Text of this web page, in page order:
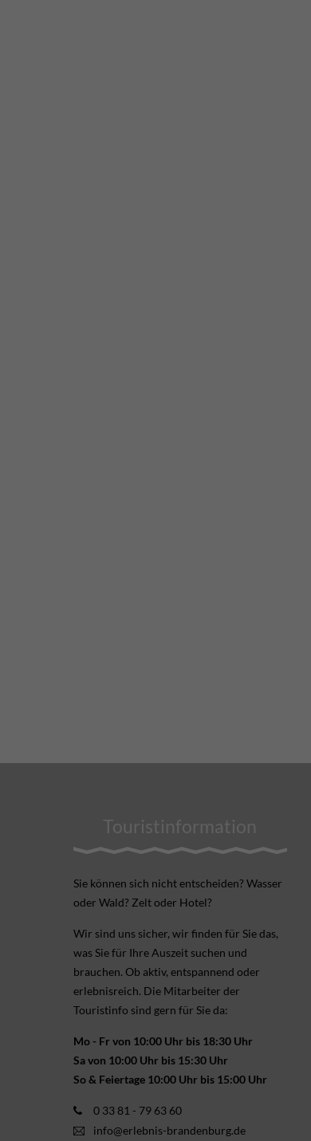
Touristinformation
Sie können sich nicht ent­scheiden? Wasser
oder Wald? Zelt oder Hotel?
Wir sind uns sicher, wir finden für Sie das,
was Sie für Ihre Aus­zeit suchen und
brauchen. Ob aktiv, ent­spannend oder
erlebnis­reich. Die Mitarbeiter der
Touristinfo sind gern für Sie da:
Mo - Fr von 10:00 Uhr bis 18:30 Uhr
Sa von 10:00 Uhr bis 15:30 Uhr
So & Feiertage 10:00 Uhr bis 15:00 Uhr
0 33 81 - 79 63 60
info@erlebnis-brandenburg.de